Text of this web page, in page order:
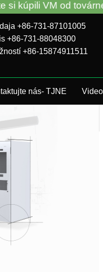
+86-731-87101005
+86-731-88048300
+86-15874911511
nás- TJNE Video
TCN alebo od